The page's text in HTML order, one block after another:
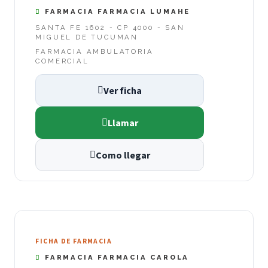
FARMACIA FARMACIA LUMAHE
SANTA FE 1602 - CP 4000 - SAN
MIGUEL DE TUCUMAN
FARMACIA AMBULATORIA
COMERCIAL
Ver ficha
Llamar
Como llegar
FICHA DE FARMACIA
FARMACIA FARMACIA CAROLA